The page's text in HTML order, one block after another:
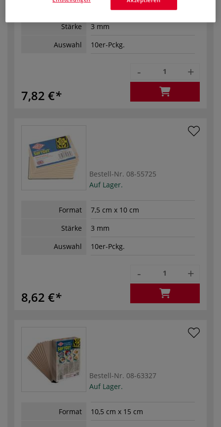
7,5 cm x 7,5 cm
Stärke
3 mm
Auswahl
10er-Pckg.
7,82 €
- +
Bestell-Nr. 08-55725
Auf Lager.
Format
7,5 cm x 10 cm
Stärke
3 mm
Auswahl
10er-Pckg.
8,62 €
- +
Bestell-Nr. 08-63327
Auf Lager.
Format
10,5 cm x 15 cm